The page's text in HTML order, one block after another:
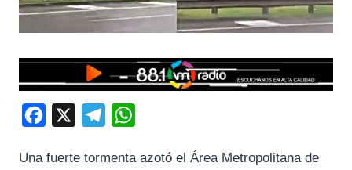
c
l
a
Una fuerte tormenta azotó el Área Metropolitana de